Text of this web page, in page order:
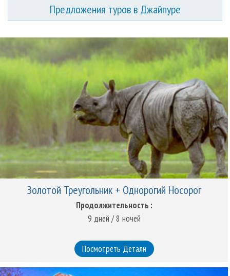
восточный базар. И вдали от глаз, среди засушливых холмов,
окружающих город, расположен сказочный величественный
Джайпура.
Тур в город Джайпур, который окружен надёжными холмами и
когда-то осаждаемыми стенами, предлагает осмотр уникального
королевского наследия и запоминающихся, хорошо сохранившихся
архитектурных сооружений. Помимо того, что Джайпур является
столицей штата Раджастхан, он часть знаменитого индийского
туристического маршрута «Золотой треугольник». Это делает его
одним из самых популярных и значимых городов штата.
Наш путеводитель по Джайпуру познакомит вас с красочной
культурой этой оживлённой столицы Раджастхана, которая
излучает величие и красоту и поэтому является прекрасным
местом проведения выходных. Розовые окрашенные стены,
возвышающиеся по всему городу, - это захватывающее зрелище, а
современному городу. Широкие открытые дороги, украшенные
живописными статуями и усаженные деревьями проспекты,
придают дополнительный шарм «Розовому городу». Этот
Предложения туров в Джайпуре
Золотой Треугольник + Однорогий Носорог
Продолжительность :
9 дней / 8 ночей
Посмотреть Детали